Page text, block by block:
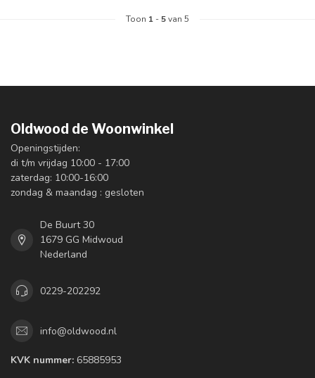
Toon 1 -5van 5
Oldwood de Woonwinkel
Openingstijden:
di t/m vrijdag 10:00 - 17:00
zaterdag: 10:00-16:00
zondag & maandag : gesloten
De Buurt 30
1679 GG Midwoud
Nederland
0229-202292
info@oldwood.nl
KVK nummer: 65885953